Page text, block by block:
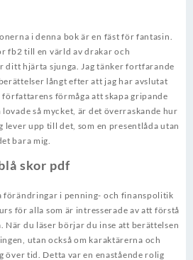
i denna bok är en fäst för fantasin.
fb2 till en värld av drakar och
ditt hjärta sjunga. Jag tänker fortfarande
långt efter att jag har avslutat
förmåga att skapa gripande
så mycket, är det överraskande hur
lever upp till det, som en presentlåda utan
bara mig.
skor pdf
förändringar i penning- och finanspolitik
för alla som är intresserade av att förstå
När du läser börjar du inse att berättelsen
utan också om karaktärerna och
över tid. Detta var en enastående rolig